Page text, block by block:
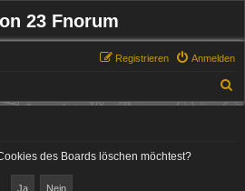
23 Fnorum
Anmelden
Registrieren
u
des Boards löschen möchtest?